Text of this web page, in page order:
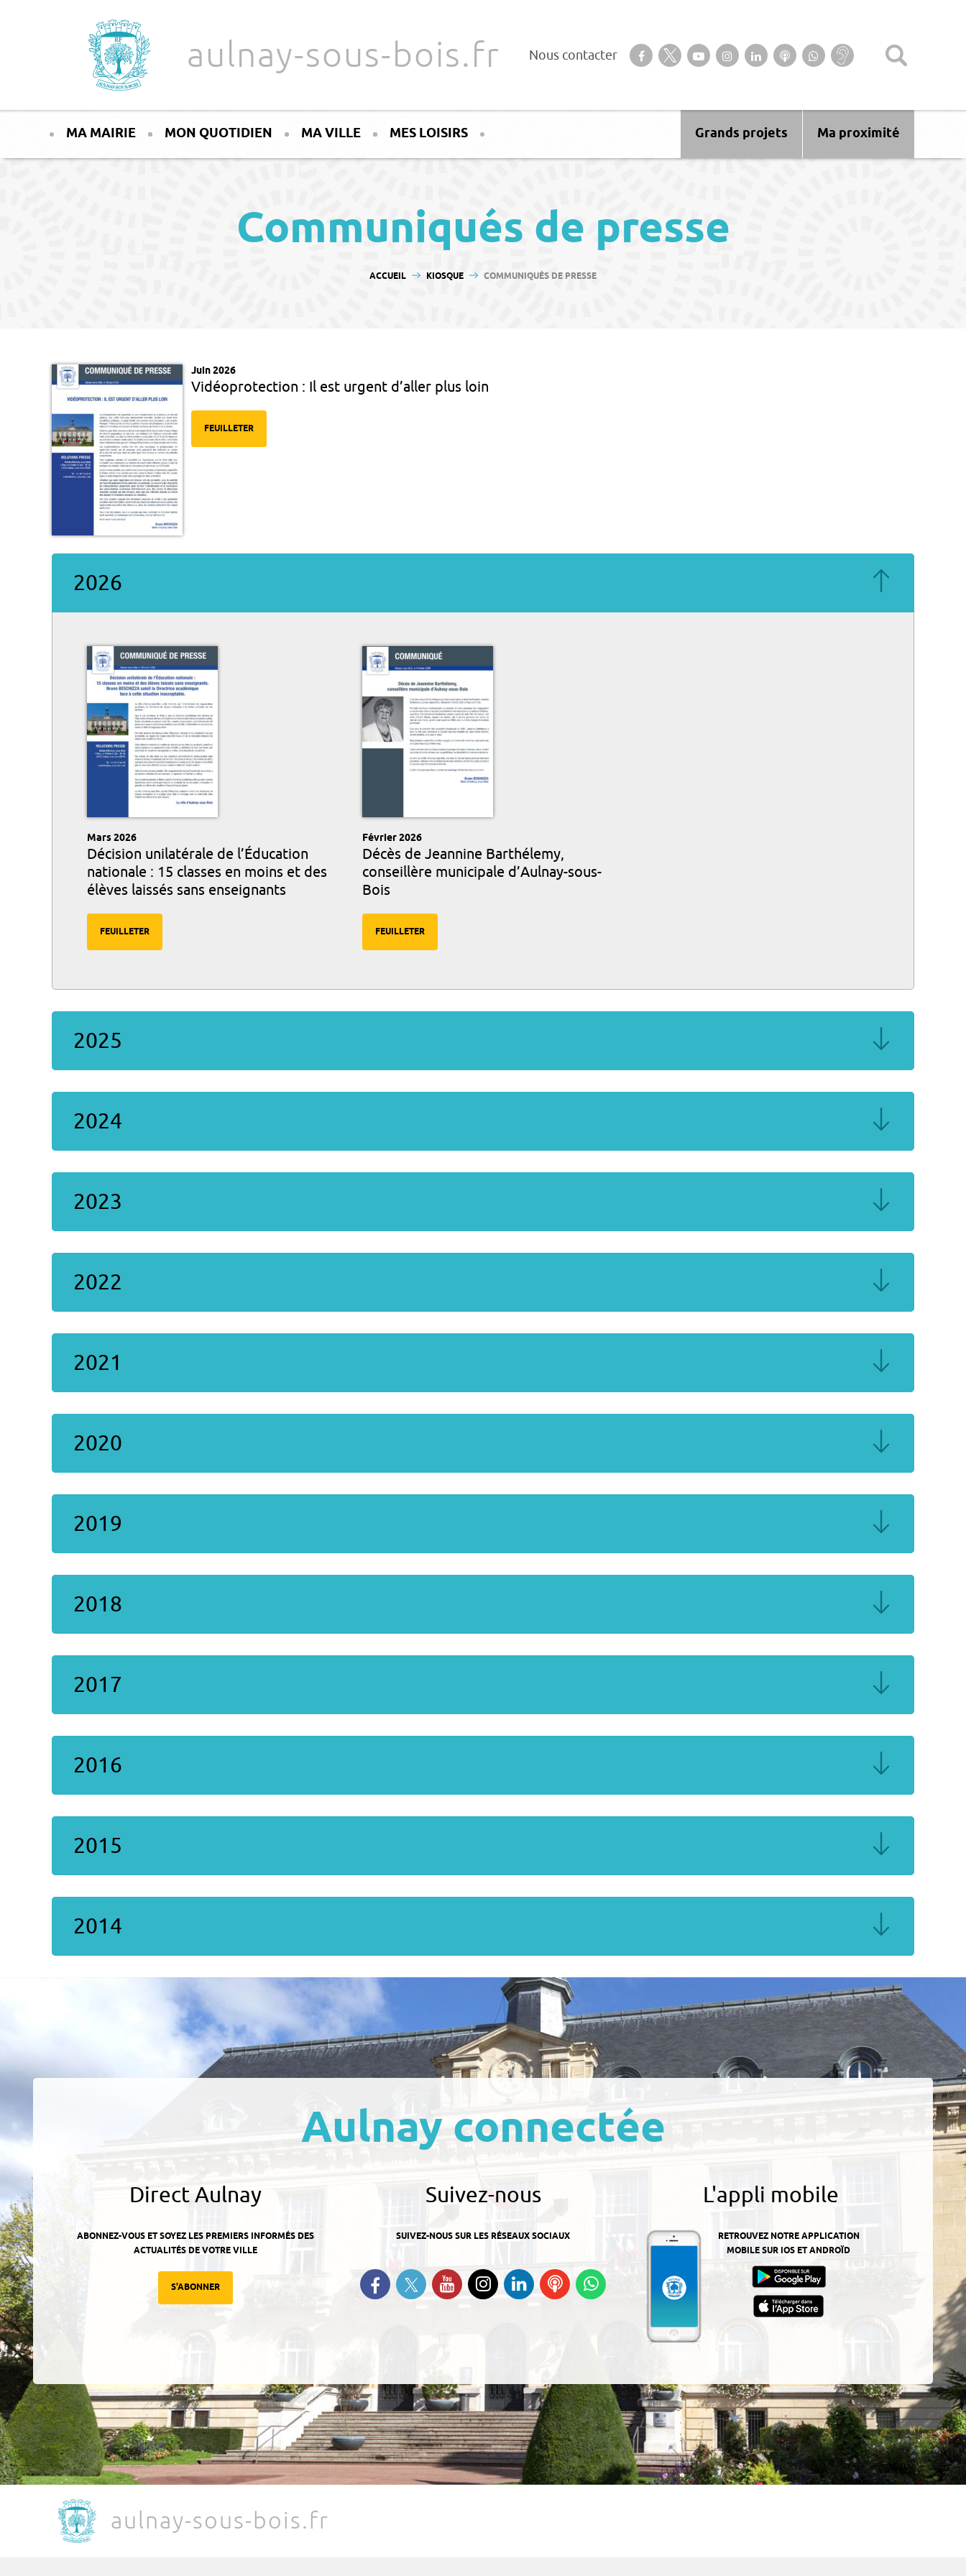
aulnay-sous-bois.fr Nous contacter Suivez-nous sur notre page Facebook
Suivez-nous sur Twitter
Suivez-nous sur YouTube
Suivez-nous sur Instagram
Retrouvez-nous sur Linkedin
Ecoutez nos Podcasts
Suivez-nous sur
WhatsApp
Baisse
d’audition ?
MA MAIRIE MON QUOTIDIEN MA VILLE MES LOISIRS Ma proximité
Grands projets
Communiqués de presse
VOUS ÊTES ICI :
ACCUEIL KIOSQUE COMMUNIQUÉS DE PRESSE
Juin 2026
Vidéoprotection : Il est urgent d’aller plus loin
FEUILLETER
2026
Mars 2026
Décision unilatérale de l’Éducation
nationale : 15 classes en moins et des
élèves laissés sans enseignants
FEUILLETER
Février 2026
Décès de Jeannine Barthélemy,
conseillère municipale d’Aulnay-sous-
Bois
FEUILLETER
2025
2024
2023
2022
2021
2020
2019
2018
2017
2016
2015
2014
Aulnay connectée
Direct Aulnay
ABONNEZ-VOUS ET SOYEZ LES PREMIERS INFORMÉS DES
ACTUALITÉS DE VOTRE VILLE
S'ABONNER
Suivez-nous
SUIVEZ-NOUS SUR LES RÉSEAUX SOCIAUX
Retrouvez-nous sur Facebook
Suivez-nous sur Twitter
Suivez-nous sur YouTube
Suivez-nous sur
Instagram
Retrouvez-nous
sur Linkedin
Ecoutez
nos
L'appli mobile
RETROUVEZ NOTRE APPLICATION
MOBILE SUR IOS ET ANDROÏD
aulnay-sous-bois.fr